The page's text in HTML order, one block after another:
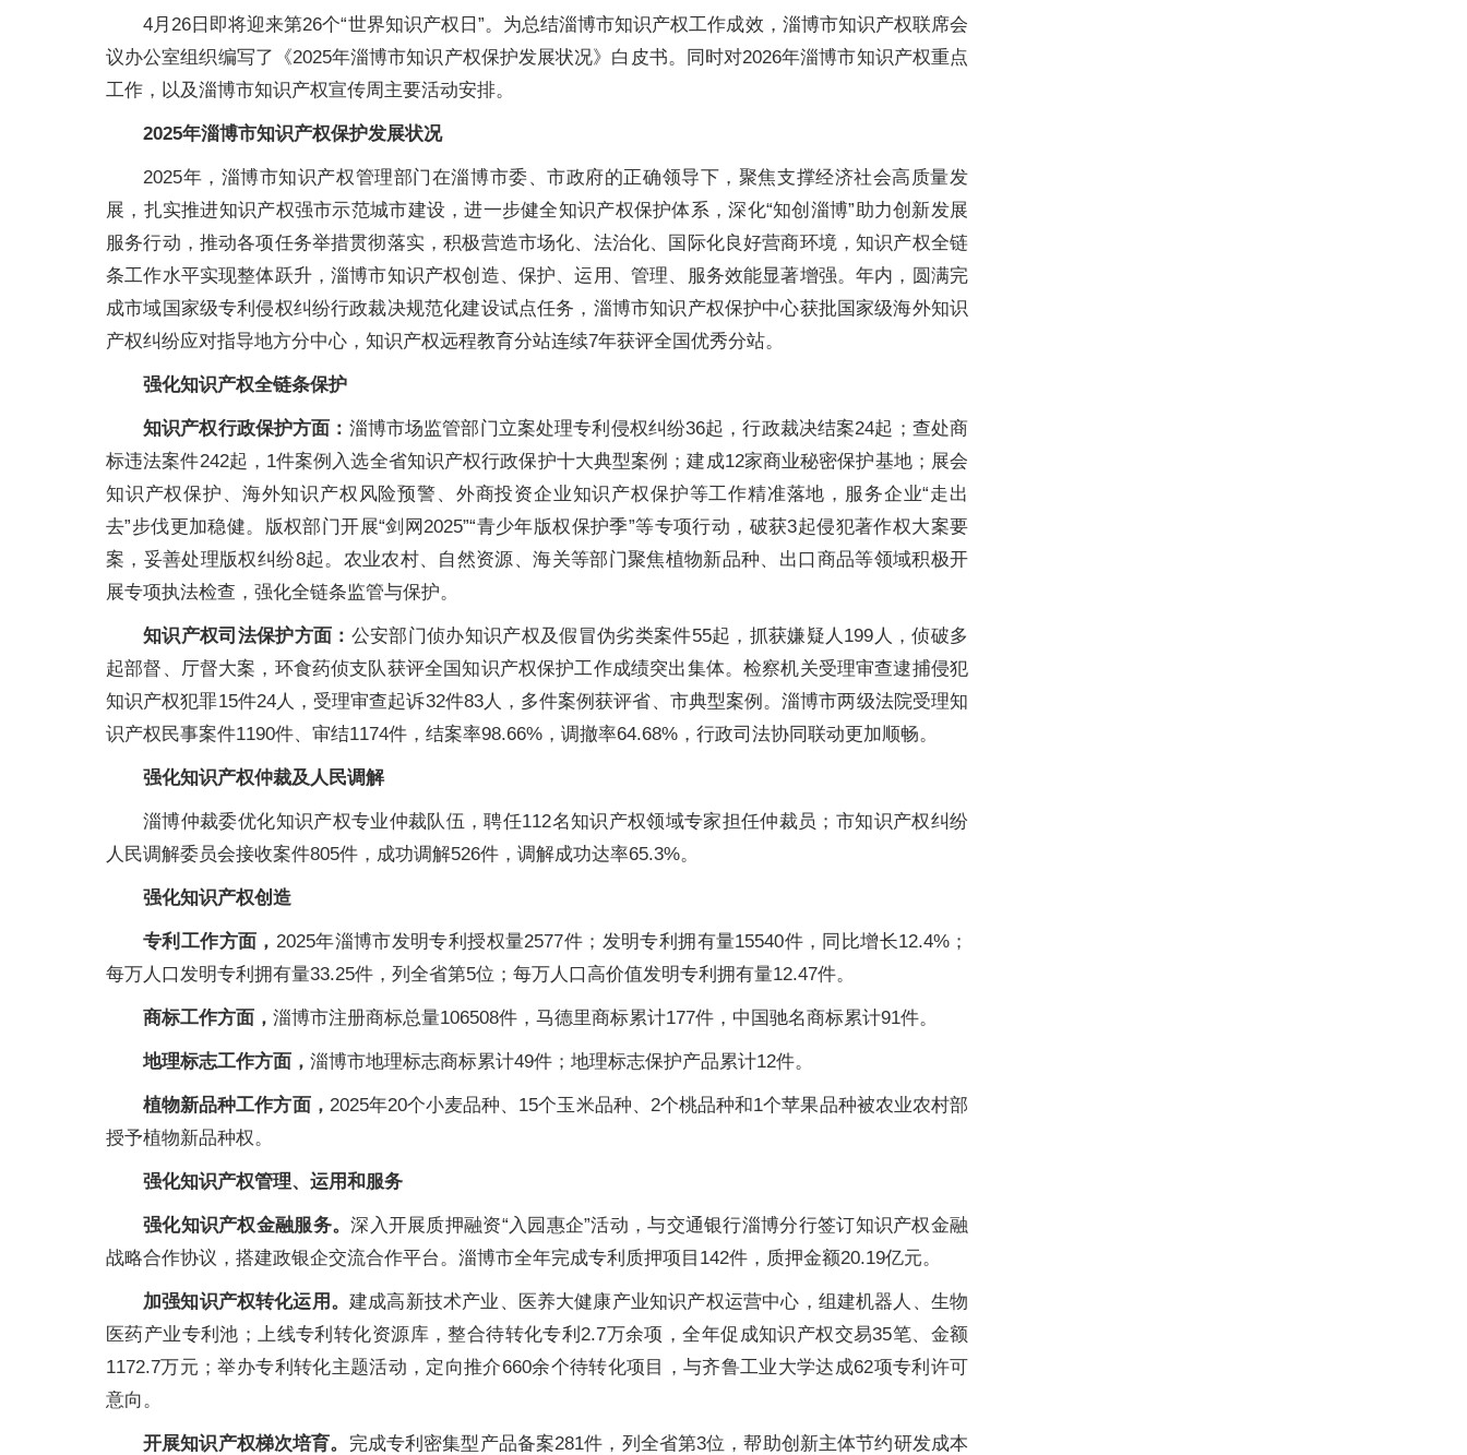
4月26日即将迎来第26个“世界知识产权日”。为总结淄博市知识产权工作成效，淄博市知识产权联席会
议办公室组织编写了《2025年淄博市知识产权保护发展状况》白皮书。同时对2026年淄博市知识产权重点
工作，以及淄博市知识产权宣传周主要活动安排。
2025年淄博市知识产权保护发展状况
2025年，淄博市知识产权管理部门在淄博市委、市政府的正确领导下，聚焦支撑经济社会高质量发
展，扎实推进知识产权强市示范城市建设，进一步健全知识产权保护体系，深化“知创淄博”助力创新发展
服务行动，推动各项任务举措贯彻落实，积极营造市场化、法治化、国际化良好营商环境，知识产权全链
条工作水平实现整体跃升，淄博市知识产权创造、保护、运用、管理、服务效能显著增强。年内，圆满完
成市域国家级专利侵权纠纷行政裁决规范化建设试点任务，淄博市知识产权保护中心获批国家级海外知识
产权纠纷应对指导地方分中心，知识产权远程教育分站连续7年获评全国优秀分站。
强化知识产权全链条保护
知识产权行政保护方面： 淄博市场监管部门立案处理专利侵权纠纷36起，行政裁决结案24起；查处商
标违法案件242起，1件案例入选全省知识产权行政保护十大典型案例；建成12家商业秘密保护基地；展会
知识产权保护、海外知识产权风险预警、外商投资企业知识产权保护等工作精准落地，服务企业“走出
去”步伐更加稳健。版权部门开展“剑网2025”“青少年版权保护季”等专项行动，破获3起侵犯著作权大案要
案，妥善处理版权纠纷8起。农业农村、自然资源、海关等部门聚焦植物新品种、出口商品等领域积极开
展专项执法检查，强化全链条监管与保护。
知识产权司法保护方面： 公安部门侦办知识产权及假冒伪劣类案件55起，抓获嫌疑人199人，侦破多
起部督、厅督大案，环食药侦支队获评全国知识产权保护工作成绩突出集体。检察机关受理审查逮捕侵犯
知识产权犯罪15件24人，受理审查起诉32件83人，多件案例获评省、市典型案例。淄博市两级法院受理知
识产权民事案件1190件、审结1174件，结案率98.66%，调撤率64.68%，行政司法协同联动更加顺畅。
强化知识产权仲裁及人民调解
淄博仲裁委优化知识产权专业仲裁队伍，聘任112名知识产权领域专家担任仲裁员；市知识产权纠纷
人民调解委员会接收案件805件，成功调解526件，调解成功达率65.3%。
强化知识产权创造
专利工作方面， 2025年淄博市发明专利授权量2577件；发明专利拥有量15540件，同比增长12.4%；
每万人口发明专利拥有量33.25件，列全省第5位；每万人口高价值发明专利拥有量12.47件。
商标工作方面， 淄博市注册商标总量106508件，马德里商标累计177件，中国驰名商标累计91件。
地理标志工作方面， 淄博市地理标志商标累计49件；地理标志保护产品累计12件。
植物新品种工作方面， 2025年20个小麦品种、15个玉米品种、2个桃品种和1个苹果品种被农业农村部
授予植物新品种权。
强化知识产权管理、运用和服务
强化知识产权金融服务。深入开展质押融资“入园惠企”活动，与交通银行淄博分行签订知识产权金融
战略合作协议，搭建政银企交流合作平台。淄博市全年完成专利质押项目142件，质押金额20.19亿元。
加强知识产权转化运用。建成高新技术产业、医养大健康产业知识产权运营中心，组建机器人、生物
医药产业专利池；上线专利转化资源库，整合待转化专利2.7万余项，全年促成知识产权交易35笔、金额
1172.7万元；举办专利转化主题活动，定向推介660余个待转化项目，与齐鲁工业大学达成62项专利许可
意向。
开展知识产权梯次培育。 完成专利密集型产品备案281件，列全省第3位，帮助创新主体节约研发成本